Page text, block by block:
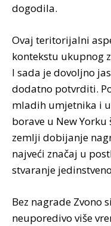
dogodila.
Ovaj teritorijalni
kontekstu ukupnog
I sada je dovoljno
dodatno potvrditi.
mladih umjetnika i
borave u New
zemlji dobijanje
najveći značaj u
stvaranje
Bez nagrade Zvono
neuporedivo više